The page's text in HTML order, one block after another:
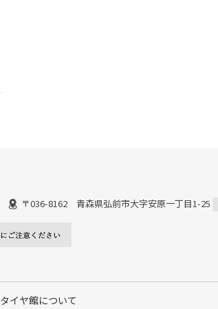
〒036-8162 青森県弘前市大字安原一丁目1-25
タイヤ館について